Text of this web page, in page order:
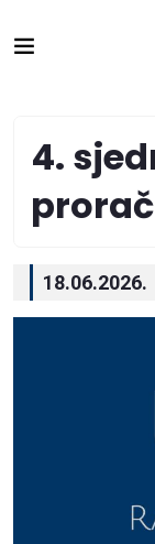
4.
18.06.2026.